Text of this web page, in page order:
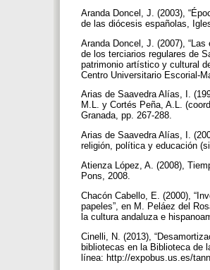
Aranda Doncel, J. (2003),
de las diócesis españolas,
Aranda Doncel, J. (2007),
de los terciarios regulares de
patrimonio artístico y cultural
Centro Universitario Escorial-
Arias de Saavedra Alías, I.
M.L. y Cortés Peña, A.L.
Granada, pp. 267-288.
Arias de Saavedra Alías, I.
religión, política y educación
Atienza López, A. (2008),
Pons, 2008.
Chacón Cabello, E. (2000),
papeles”, en M. Peláez del
la cultura andaluza e
Cinelli, N. (2013),
bibliotecas en la Biblioteca de
línea: http://expobus.us.es/